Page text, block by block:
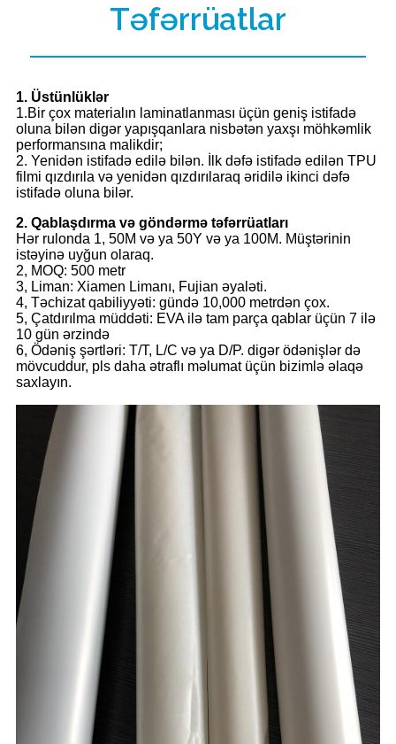
Təfərrüatlar
1. Üstünlüklər
1.Bir çox materialın laminatlanması üçün geniş istifadə
oluna bilən digər yapışqanlara nisbətən yaxşı möhkəmlik
performansına malikdir;
2. Yenidən istifadə edilə bilən. İlk dəfə istifadə edilən TPU
filmi qızdırıla və yenidən qızdırılaraq əridilə ikinci dəfə
istifadə oluna bilər.
2. Qablaşdırma və göndərmə təfərrüatları
Hər rulonda 1, 50M və ya 50Y və ya 100M. Müştərinin
istəyinə uyğun olaraq.
2, MOQ: 500 metr
3, Liman: Xiamen Limanı, Fujian əyaləti.
4, Təchizat qabiliyyəti: gündə 10,000 metrdən çox.
5, Çatdırılma müddəti: EVA ilə tam parça qablar üçün 7 ilə
10 gün ərzində
6, Ödəniş şərtləri: T/T, L/C və ya D/P. digər ödənişlər də
mövcuddur, pls daha ətraflı məlumat üçün bizimlə əlaqə
saxlayın.